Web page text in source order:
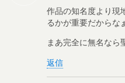
作品の知名度より現
るかが重要だからな
まあ完全に無名なら
返信